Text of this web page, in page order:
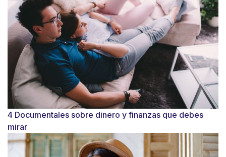
4 Documentales sobre dinero y finanzas que debes
mirar